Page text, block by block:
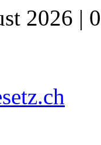
2026 |